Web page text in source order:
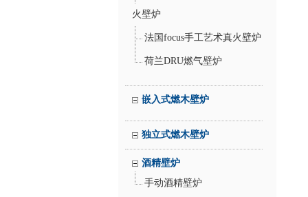
火壁炉
法国focus手工艺术真火壁炉
荷兰DRU燃气壁炉
嵌入式燃木壁炉
独立式燃木壁炉
酒精壁炉
手动酒精壁炉